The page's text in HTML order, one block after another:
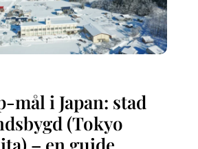
mål i Japan: stad
(Tokyo